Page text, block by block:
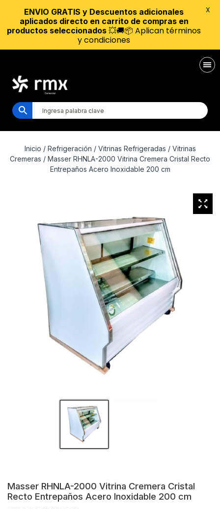
Inicio / Refrigeración / Vitrinas Refrigeradas / Vitrinas
Cremeras / Masser RHNLA-2000 Vitrina Cremera Cristal Recto
Entrepaños Acero Inoxidable 200 cm
Masser RHNLA-2000 Vitrina Cremera Cristal
Recto Entrepaños Acero Inoxidable 200 cm
ENVIO GRATIS y Descuentos adicionales
aplicados directo en carrito de compras en
productos seleccionados 💥🚚📦 Aplican términos
y condiciones
X